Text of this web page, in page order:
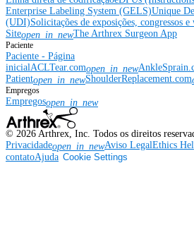
Enterprise Labeling System (GELS)Unique
(UDI)Solicitações de exposições, congressos e
Siteopen_in_newThe Arthrex Surgeon App
Paciente
Paciente - Página
inicial ACLTear.comopen_in_new
Patientopen_in_newShoulderReplacement.com
Empregos
Empregosopen_in_new
© 2026 Arthrex, Inc. Todos os direitos
Privacidadeopen_in_newAviso LegalEthics
contatoAjuda Cookie Settings